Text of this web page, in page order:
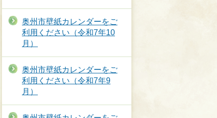
奥州市壁紙カレンダーをご
利用ください（令和7年10
月）
奥州市壁紙カレンダーをご
利用ください（令和7年9
月）